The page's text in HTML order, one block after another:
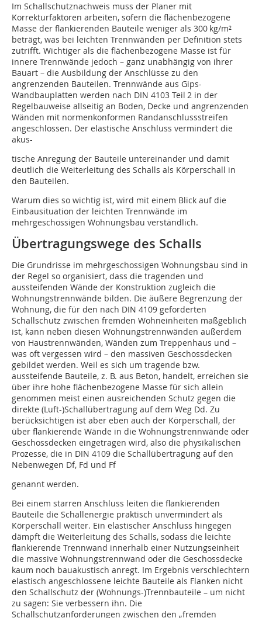
Im Schallschutznachweis muss der Planer mit
Korrekturfaktoren arbeiten, sofern die flächenbezogene
Masse der flankierenden Bauteile weniger als 300 kg/m²
beträgt, was bei leichten Trennwänden per Definition stets
zutrifft. Wichtiger als die flächenbezogene Masse ist für
innere Trennwände jedoch – ganz unabhängig von ihrer
Bauart – die Ausbildung der Anschlüsse zu den
angrenzenden Bauteilen. Trennwände aus Gips-
Wandbauplatten werden nach DIN 4103 Teil 2 in der
Regelbauweise allseitig an Boden, Decke und angrenzenden
Wänden mit normenkonformen Randanschlussstreifen
angeschlossen. Der elastische Anschluss vermindert die
akus-
tische Anregung der Bauteile untereinander und damit
deutlich die Weiterleitung des Schalls als Körperschall in
den Bauteilen.
Warum dies so wichtig ist, wird mit einem Blick auf die
Einbausituation der leichten Trennwände im
mehrgeschossigen Wohnungsbau verständlich.
Übertragungswege des Schalls
Die Grundrisse im mehrgeschossigen Wohnungsbau sind in
der Regel so organisiert, dass die tragenden und
aussteifenden Wände der Konstruktion zugleich die
Wohnungstrennwände bilden. Die äußere Begrenzung der
Wohnung, die für den nach DIN 4109 geforderten
Schallschutz zwischen fremden Wohneinheiten maßgeblich
ist, kann neben diesen Wohnungstrennwänden außerdem
von Haustrennwänden, Wänden zum Treppen­haus und –
was oft vergessen wird – den massiven Geschossdecken
gebildet werden. Weil es sich um tragende bzw.
aussteifende Bauteile, z. B. aus Beton, handelt, erreichen sie
über ihre hohe flächenbezogene Masse für sich allein
genommen meist einen aus­reichenden Schutz gegen die
direkte (Luft-)Schallübertragung auf dem Weg Dd. Zu
berücksichtigen ist aber eben auch der Körperschall, der
über flankierende Wände in die Wohnungstrennwände oder
Geschossdecken eingetragen wird, also die physikalischen
Prozesse, die in DIN 4109 die Schallübertragung auf den
Nebenwegen Df, Fd und Ff
genannt werden.
Bei einem starren Anschluss leiten die flankierenden
Bauteile die Schallenergie prak­tisch unvermindert als
Körperschall weiter. Ein elastischer Anschluss hingegen
dämpft die Weiterleitung des Schalls, sodass die leichte
flankierende Trennwand innerhalb einer Nutzungseinheit
die massive Wohnungstrennwand oder die Geschossdecke
kaum noch bauakustisch anregt. Im Ergebnis verschlechtern
elastisch angeschlossene leichte Bauteile als Flanken nicht
den Schallschutz der (Wohnungs-)Trennbauteile – um nicht
zu sagen: Sie verbessern ihn. Die
Schallschutzanforderungen zwischen den „fremden